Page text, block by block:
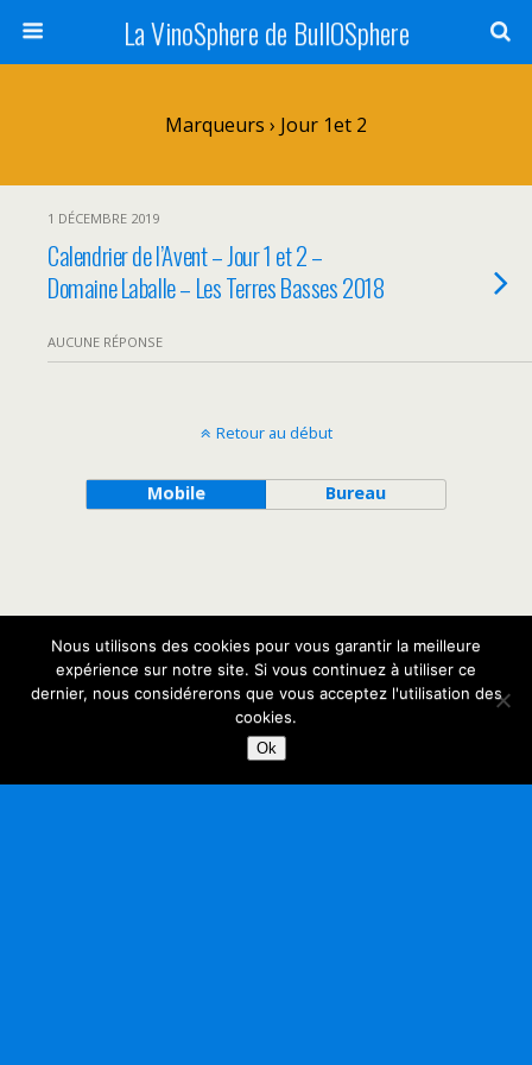
La VinoSphere de BullOSphere
Marqueurs › Jour 1et 2
1 DÉCEMBRE 2019
Calendrier de l’Avent – Jour 1 et 2 –
Domaine Laballe – Les Terres Basses 2018
AUCUNE RÉPONSE
Retour au début
Mobile Bureau
Nous utilisons des cookies pour vous garantir la meilleure
expérience sur notre site. Si vous continuez à utiliser ce
dernier, nous considérerons que vous acceptez l'utilisation des
cookies.
Ok